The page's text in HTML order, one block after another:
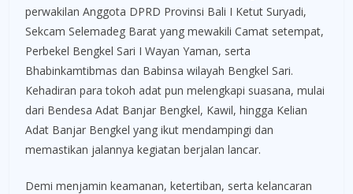
perwakilan Anggota DPRD Provinsi Bali I Ketut Suryadi,
Sekcam Selemadeg Barat yang mewakili Camat setempat,
Perbekel Bengkel Sari I Wayan Yaman, serta
Bhabinkamtibmas dan Babinsa wilayah Bengkel Sari.
Kehadiran para tokoh adat pun melengkapi suasana, mulai
dari Bendesa Adat Banjar Bengkel, Kawil, hingga Kelian
Adat Banjar Bengkel yang ikut mendampingi dan
memastikan jalannya kegiatan berjalan lancar.
Demi menjamin keamanan, ketertiban, serta kelancaran